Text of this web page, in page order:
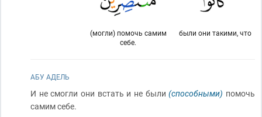
были они такими, что
(могли) помочь самим
себе.
АБУ АДЕЛЬ
И не смогли они встать и не были(способными) помочь
самим себе.